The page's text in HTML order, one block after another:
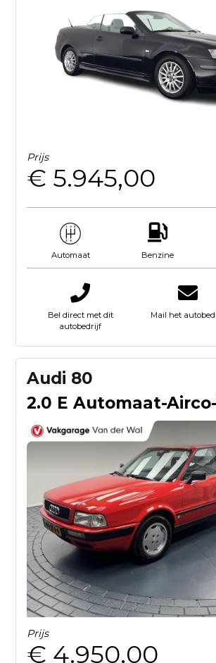
Prijs
€ 5.945,00
Automaat Benzine
Bel direct met dit
autobedrijf
Mail het
Audi 80
Prijs
€ 4.950,00